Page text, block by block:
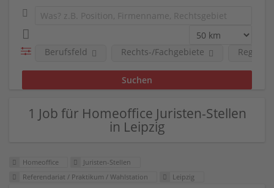
Berufsfeld Rechts-/Fachgebiete Region
1 Job für Homeoffice Juristen-Stellen
in Leipzig
Homeoffice
Juristen-Stellen
Referendariat / Praktikum / Wahlstation
Leipzig